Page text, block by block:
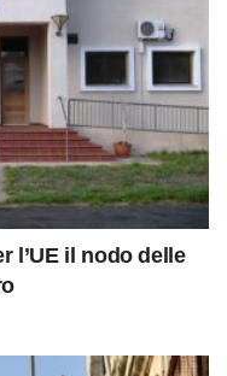
l’UE il nodo delle